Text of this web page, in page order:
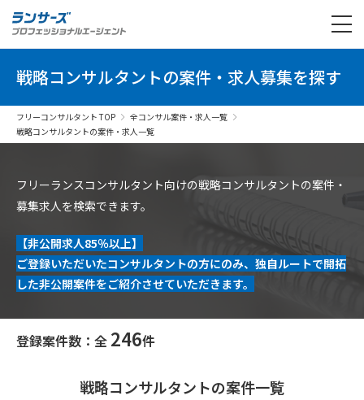
戦略コンサルタントの案件・求人募集を探す
フリーコンサルタント TOP
全コンサル案件・求人一覧
戦略コンサルタントの案件・求人一覧
フリーランスコンサルタント向けの戦略コンサルタントの案件・
募集求人を検索できます。
【非公開求人85％以上】
ご登録いただいたコンサルタントの方にのみ、独自ルートで開拓
した非公開案件をご紹介させていただきます。
登録案件数：全 246件
戦略コンサルタントの案件一覧